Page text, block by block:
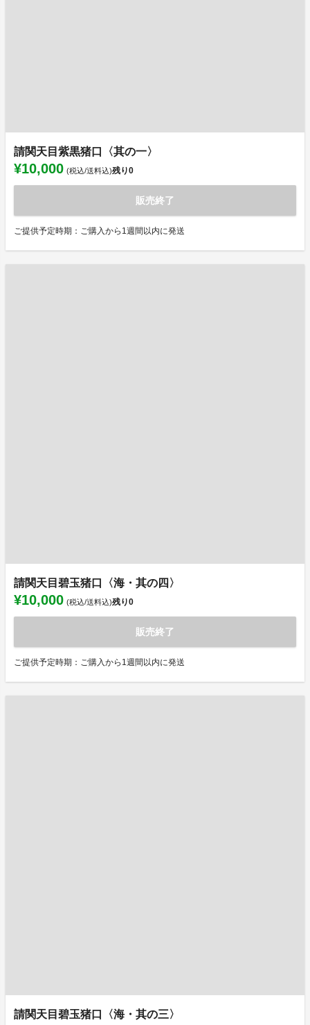
請関天目紫黒猪口〈其の一〉
¥10,000 (税込/送料込)残り0
販売終了
ご提供予定時期：ご購入から1週間以内に発送
請関天目碧玉猪口〈海・其の四〉
¥10,000 (税込/送料込)残り0
販売終了
ご提供予定時期：ご購入から1週間以内に発送
請関天目碧玉猪口〈海・其の三〉